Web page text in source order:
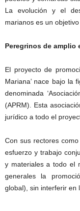
La evolución y el
marianos es un
Peregrinos de amplio
El proyecto de
Mariana’ nace bajo la
denominada
(APRM). Esta
jurídico a todo el
Con sus rectores
esfuerzo y trabajo
y materiales a todo el
generales la
global), sin interferir en